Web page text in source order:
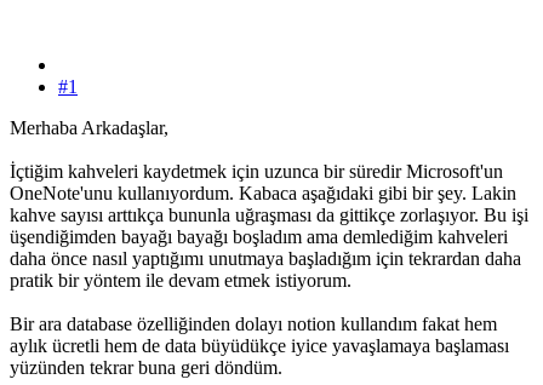
#1
Merhaba Arkadaşlar,
İçtiğim kahveleri kaydetmek için uzunca bir süredir Microsoft'un
OneNote'unu kullanıyordum. Kabaca aşağıdaki gibi bir şey. Lakin
kahve sayısı arttıkça bununla uğraşması da gittikçe zorlaşıyor. Bu işi
üşendiğimden bayağı bayağı boşladım ama demlediğim kahveleri
daha önce nasıl yaptığımı unutmaya başladığım için tekrardan daha
pratik bir yöntem ile devam etmek istiyorum.
Bir ara database özelliğinden dolayı notion kullandım fakat hem
aylık ücretli hem de data büyüdükçe iyice yavaşlamaya başlaması
yüzünden tekrar buna geri döndüm.